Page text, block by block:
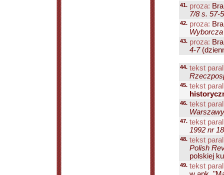
41. proza:
7/8 s. 57-
42. proza:
43. proza:
4-7
44. tekst
45. tekst
46. tekst
47. tekst
1992 nr
48. tekst
Polish
polskiej
49. tekst